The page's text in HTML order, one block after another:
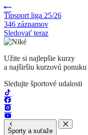
Tipsport liga 25/26
346 záznamov
Sledovať teraz
Užite si najlepšie kurzy
a najširšiu kurzovú ponuku
Sledujte športové udalosti
Športy a suťaže